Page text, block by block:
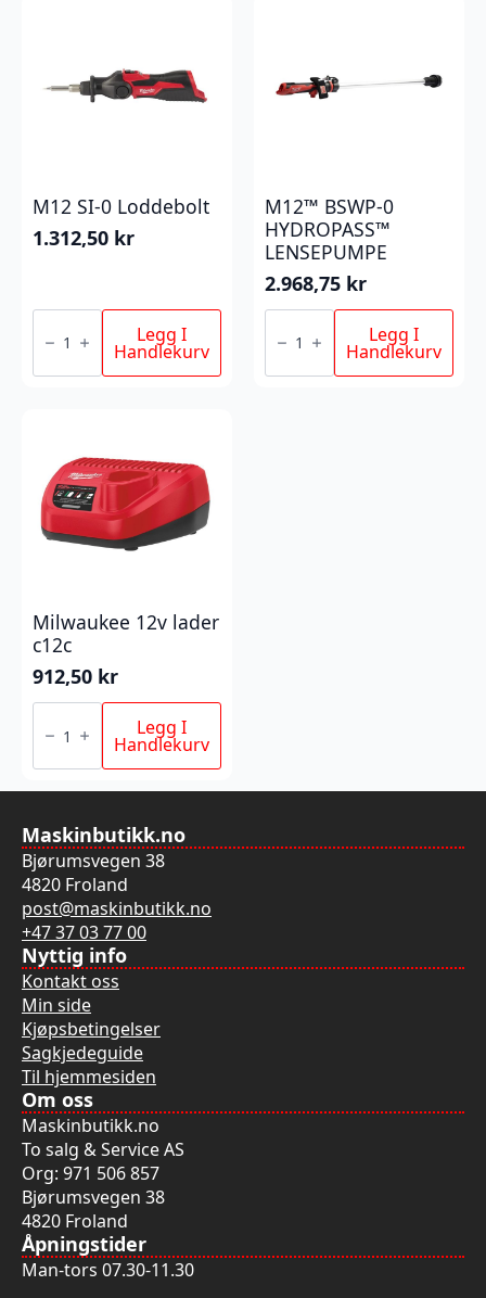
M12 SI-0 Loddebolt
1.312,50 kr
M12
antall
Legg I
Handlekurv
M12™ BSWP-0
HYDROPASS™
LENSEPUMPE
2.968,75 kr
M12™
HYDROPASS™
LENSEPUMPE
Legg I
Handlekurv
Milwaukee 12v lader
c12c
912,50 kr
Milwaukee
lader
antall
Legg I
Handlekurv
Maskinbutikk.no
Bjørumsvegen 38
4820 Froland
post@maskinbutikk.no
+47 37 03 77 00
Nyttig info
Kontakt oss
Min side
Kjøpsbetingelser
Sagkjedeguide
Til hjemmesiden
Om oss
Maskinbutikk.no
To salg & Service AS
Org: 971 506 857
Bjørumsvegen 38
4820 Froland
Åpningstider
Man-tors 07.30-11.30